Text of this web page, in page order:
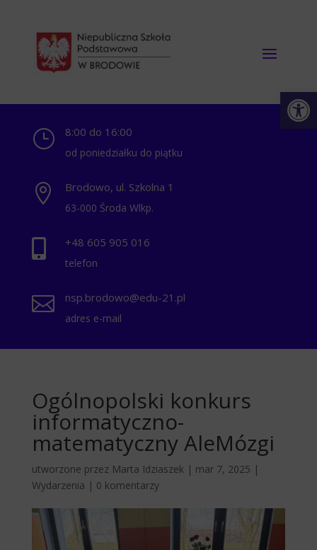
} 8:00 do 16:00
od poniedziałku do piątku
 Brodowo, ul. Szkolna 1
63-000 Środa Wlkp.
 +48 ‭605 905 016‬
telefon
 nsp.brodowo@edu-21.pl
adres e-mail
Ogólnopolski konkurs
informatyczno-
matematyczny AleMózgi
utworzone przez Marta Idziaszek| mar 7, 2025 |
Wydarzenia | 0 komentarzy